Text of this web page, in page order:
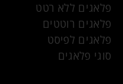
פלאגים ללא רטט
פלאגים רוטטים
פלאגים לפיסט
סוגי פלאגים